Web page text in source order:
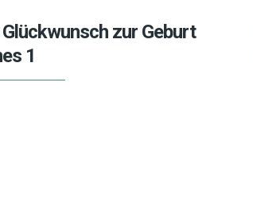
zur Geburt
1